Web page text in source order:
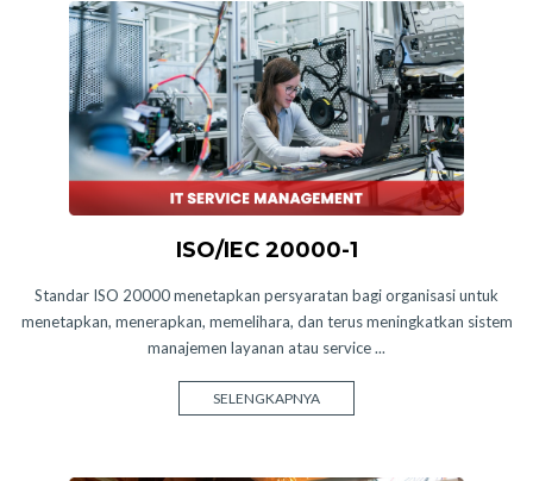
ISO/IEC 20000-1
Standar ISO 20000 menetapkan persyaratan bagi organisasi untuk
menetapkan, menerapkan, memelihara, dan terus meningkatkan sistem
manajemen layanan atau service ...
SELENGKAPNYA